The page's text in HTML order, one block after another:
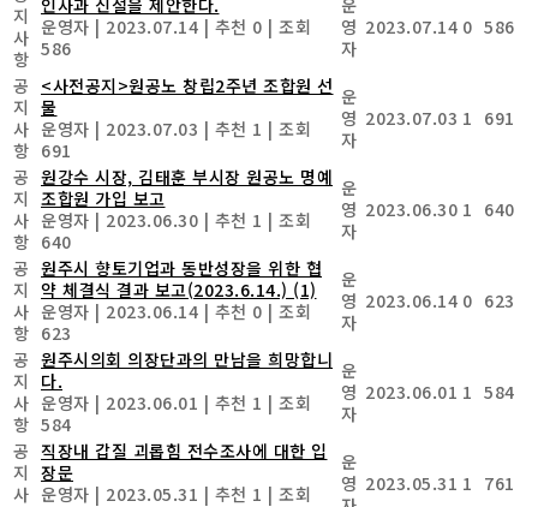
지
사
항
운영자 | 2023.07.14 | 추천 0 | 조회
586
영
자
2023.07.14 0 586
공
지
사
항
<사전공지>원공노 창립2주년 조합원 선
물
운영자 | 2023.07.03 | 추천 1 | 조회
691
운
영
자
2023.07.03 1 691
공
지
사
항
원강수 시장, 김태훈 부시장 원공노 명예
조합원 가입 보고
운영자 | 2023.06.30 | 추천 1 | 조회
640
운
영
자
2023.06.30 1 640
공
지
사
항
원주시 향토기업과 동반성장을 위한 협
약 체결식 결과 보고(2023.6.14.) (1)
운영자 | 2023.06.14 | 추천 0 | 조회
623
운
영
자
2023.06.14 0 623
공
지
사
항
원주시의회 의장단과의 만남을 희망합니
다.
운영자 | 2023.06.01 | 추천 1 | 조회
584
운
영
자
2023.06.01 1 584
공
지
사
직장내 갑질 괴롭힘 전수조사에 대한 입
장문
운영자 | 2023.05.31 | 추천 1 | 조회
운
영 2023.05.31 1 761